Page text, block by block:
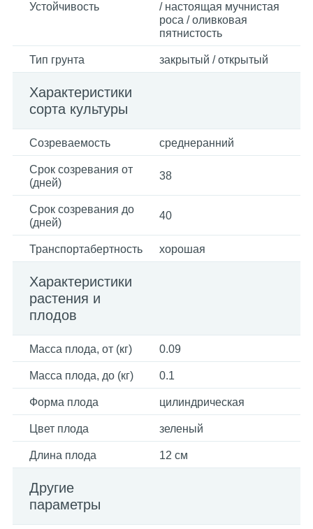
Устойчивость
/ настоящая мучнистая
роса / оливковая
пятнистость
Тип грунта закрытый / открытый
Характеристики
сорта культуры
Созреваемость среднеранний
Срок созревания от
(дней)
38
Срок созревания до
(дней)
40
Транспортабертность хорошая
Характеристики
растения и
плодов
Масса плода, от (кг) 0.09
Масса плода, до (кг) 0.1
Форма плода цилиндрическая
Цвет плода зеленый
Длина плода 12 см
Другие
параметры